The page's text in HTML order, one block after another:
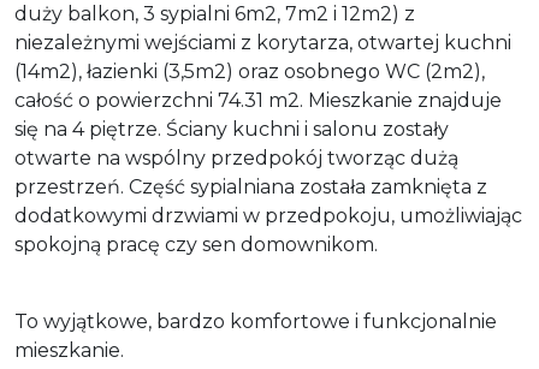
duży balkon, 3 sypialni 6m2, 7m2 i 12m2) z
niezależnymi wejściami z korytarza, otwartej kuchni
(14m2), łazienki (3,5m2) oraz osobnego WC (2m2),
całość o powierzchni 74.31 m2. Mieszkanie znajduje
się na 4 piętrze. Ściany kuchni i salonu zostały
otwarte na wspólny przedpokój tworząc dużą
przestrzeń. Część sypialniana została zamknięta z
dodatkowymi drzwiami w przedpokoju, umożliwiając
spokojną pracę czy sen domownikom.
To wyjątkowe, bardzo komfortowe i funkcjonalnie
mieszkanie.